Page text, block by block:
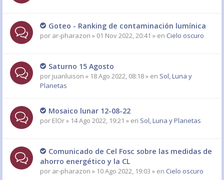
Goteo - Ranking de contaminación lumínica
por ar-pharazon » 01 Nov 2022, 20:41 » en Cielo oscuro
Saturno 15 Agosto
por juanluison » 18 Ago 2022, 08:18 » en Sol, Luna y
Planetas
Mosaico lunar 12-08-22
por ElOr» 14 Ago 2022, 19:21 » en Sol, Luna y Planetas
Comunicado de Cel Fosc sobre las medidas de
ahorro energético y la CL
por ar-pharazon » 10 Ago 2022, 19:03 » en Cielo oscuro